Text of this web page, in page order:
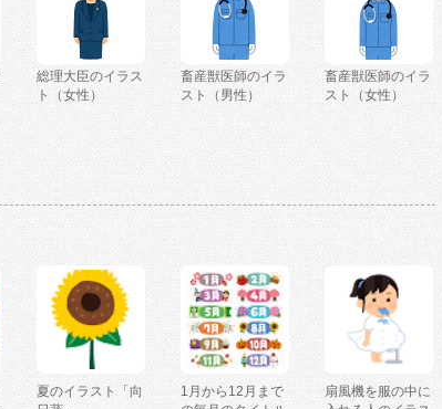
総理大臣のイラス
ト（女性）
畜産獣医師のイラ
スト（男性）
畜産獣医師のイラ
スト（女性）
夏のイラスト「向
1月から12月まで
扇風機を服の中に